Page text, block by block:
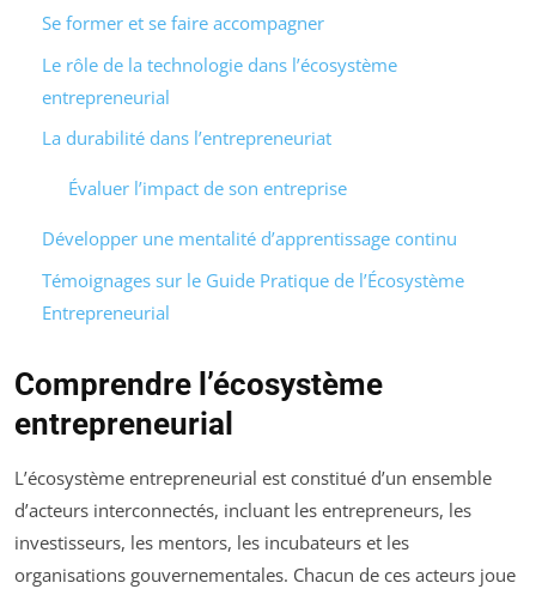
Se former et se faire accompagner
Le rôle de la technologie dans l’écosystème
entrepreneurial
La durabilité dans l’entrepreneuriat
Évaluer l’impact de son entreprise
Développer une mentalité d’apprentissage continu
Témoignages sur le Guide Pratique de l’Écosystème
Entrepreneurial
Comprendre l’écosystème
entrepreneurial
L’écosystème entrepreneurial est constitué d’un ensemble
d’acteurs interconnectés, incluant les entrepreneurs, les
investisseurs, les mentors, les incubateurs et les
organisations gouvernementales. Chacun de ces acteurs joue